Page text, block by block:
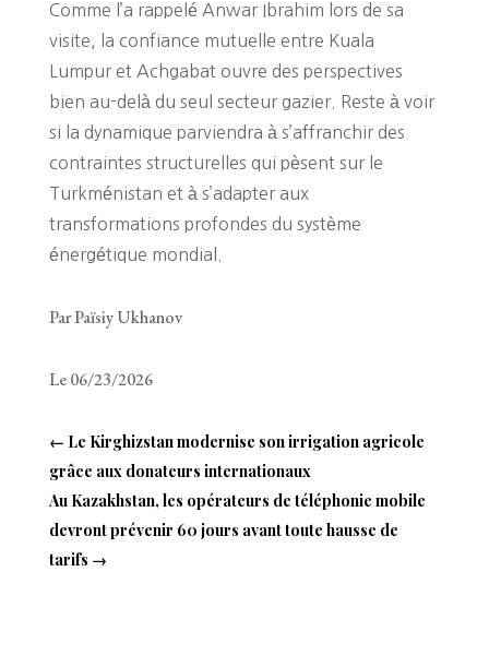
Comme l’a rappelé Anwar Ibrahim lors de sa
visite, la confiance mutuelle entre Kuala
Lumpur et Achgabat ouvre des perspectives
bien au-delà du seul secteur gazier. Reste à voir
si la dynamique parviendra à s’affranchir des
contraintes structurelles qui pèsent sur le
Turkménistan et à s’adapter aux
transformations profondes du système
énergétique mondial.
Par Païsiy Ukhanov
Le 06/23/2026
← Le Kirghizstan modernise son irrigation agricole
grâce aux donateurs internationaux
Au Kazakhstan, les opérateurs de téléphonie mobile
devront prévenir 60 jours avant toute hausse de
tarifs →